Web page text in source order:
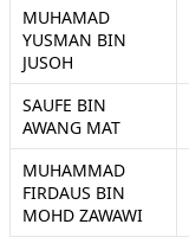
MUHAMAD
YUSMAN BIN
JUSOH
SAUFE BIN
AWANG MAT
MUHAMMAD
FIRDAUS BIN
MOHD ZAWAWI